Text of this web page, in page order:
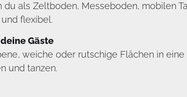
als Zeltboden, Messeboden, mobilen
flexibel.
Gäste
weiche oder rutschige Flächen in
und tanzen.